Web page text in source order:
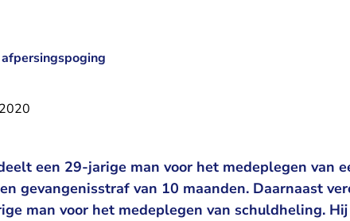
een 29-jarige man voor het medeplegen van
gevangenisstraf van 10 maanden. Daarnaast
man voor het medeplegen van schuldheling.